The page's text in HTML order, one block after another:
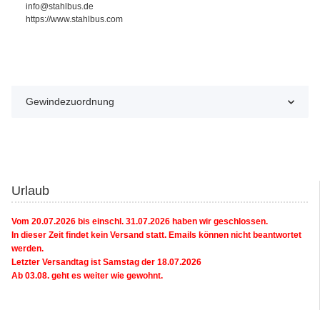
info@stahlbus.de
https://www.stahlbus.com
Gewindezuordnung
Urlaub
Vom 20.07.2026 bis einschl. 31.07.2026 haben wir geschlossen.
In dieser Zeit findet kein Versand statt. Emails können nicht beantwortet
werden.
Letzter Versandtag ist Samstag der 18.07.2026
Ab 03.08. geht es weiter wie gewohnt.